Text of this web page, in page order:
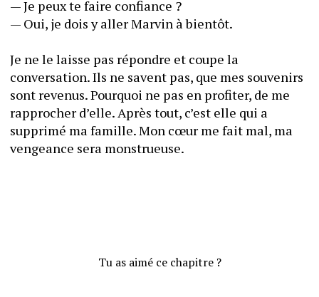
— Je peux te faire confiance ?
— Oui, je dois y aller Marvin à bientôt.
Je ne le laisse pas répondre et coupe la
conversation. Ils ne savent pas, que mes souvenirs
sont revenus. Pourquoi ne pas en profiter, de me
rapprocher d’elle. Après tout, c’est elle qui a
supprimé ma famille. Mon cœur me fait mal, ma
vengeance sera monstrueuse.
Tu as aimé ce chapitre ?